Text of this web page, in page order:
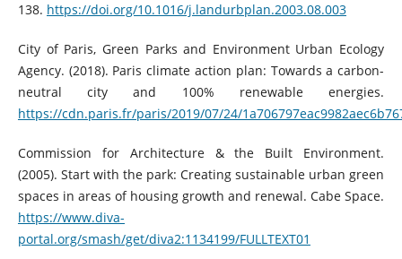
138. https://doi.org/10.1016/j.landurbplan.2003.08.003
City of Paris, Green Parks and Environment Urban Ecology
Agency. (2018). Paris climate action plan: Towards a carbon-
neutral city and 100% renewable energies.
https://cdn.paris.fr/paris/2019/07/24/
Commission for Architecture & the Built Environment.
(2005). Start with the park: Creating sustainable urban green
spaces in areas of housing growth and renewal. Cabe Space.
https://www.diva-
portal.org/smash/get/diva2:1134199/FULLTEXT01